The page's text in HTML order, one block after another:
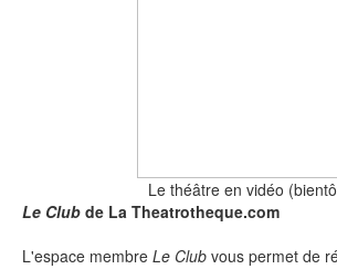
Le théâtre en vidéo
Le Club de La Theatrotheque.com
L'espace membre Le Club vous permet de